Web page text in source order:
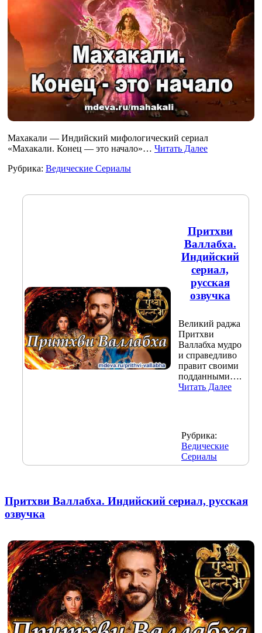
Махакали — Индийский мифологический сериал
«Махакали. Конец — это начало»… Читать Далее
Рубрика: Ведические Сериалы
Притхви
Валлабха.
Индийский
сериал,
русская
озвучка
Великий раджа
Притхви
Валлабха мудро
и справедливо
правит своими
подданными….
Читать Далее
Рубрика:
Ведические
Сериалы
Притхви Валлабха. Индийский сериал, русская
озвучка